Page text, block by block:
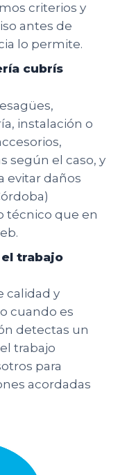
criterios y
antes de
lo permite.
cubrís
instalación o
según el caso, y
evitar daños
técnico que en
trabajo
calidad y
cuando es
detectas un
trabajo
para
acordadas